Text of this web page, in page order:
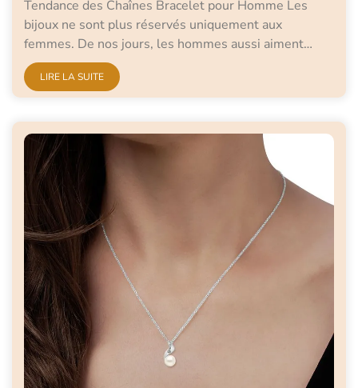
Tendance des Chaînes Bracelet pour Homme Les
bijoux ne sont plus réservés uniquement aux
femmes. De nos jours, les hommes aussi aiment…
LIRE LA SUITE